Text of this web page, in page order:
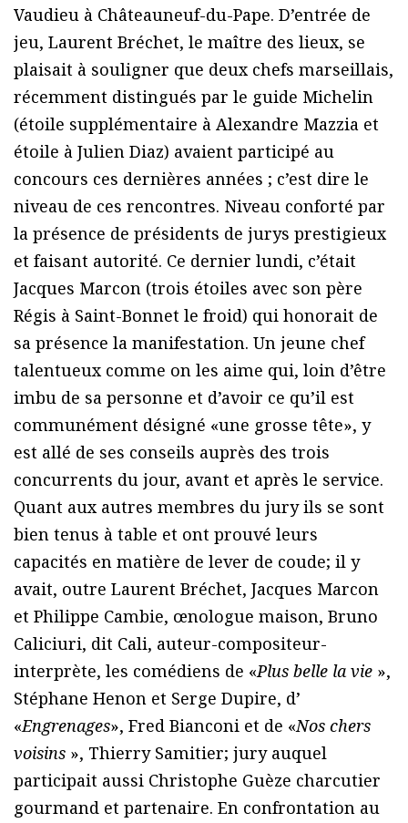
Vaudieu à Châteauneuf-du-Pape. D’entrée de
jeu, Laurent Bréchet, le maître des lieux, se
plaisait à souligner que deux chefs marseillais,
récemment distingués par le guide Michelin
(étoile supplémentaire à Alexandre Mazzia et
étoile à Julien Diaz) avaient participé au
concours ces dernières années ; c’est dire le
niveau de ces rencontres. Niveau conforté par
la présence de présidents de jurys prestigieux
et faisant autorité. Ce dernier lundi, c’était
Jacques Marcon (trois étoiles avec son père
Régis à Saint-Bonnet le froid) qui honorait de
sa présence la manifestation. Un jeune chef
talentueux comme on les aime qui, loin d’être
imbu de sa personne et d’avoir ce qu’il est
communément désigné «une grosse tête», y
est allé de ses conseils auprès des trois
concurrents du jour, avant et après le service.
Quant aux autres membres du jury ils se sont
bien tenus à table et ont prouvé leurs
capacités en matière de lever de coude; il y
avait, outre Laurent Bréchet, Jacques Marcon
et Philippe Cambie, œnologue maison, Bruno
Caliciuri, dit Cali, auteur-compositeur-
interprète, les comédiens de «Plus belle la vie »,
Stéphane Henon et Serge Dupire, d’
«Engrenages», Fred Bianconi et de «Nos chers
voisins », Thierry Samitier; jury auquel
participait aussi Christophe Guèze charcutier
gourmand et partenaire. En confrontation au